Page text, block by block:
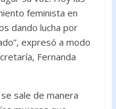
feminista en
dando lucha por
expresó a modo
Fernanda
sale de manera